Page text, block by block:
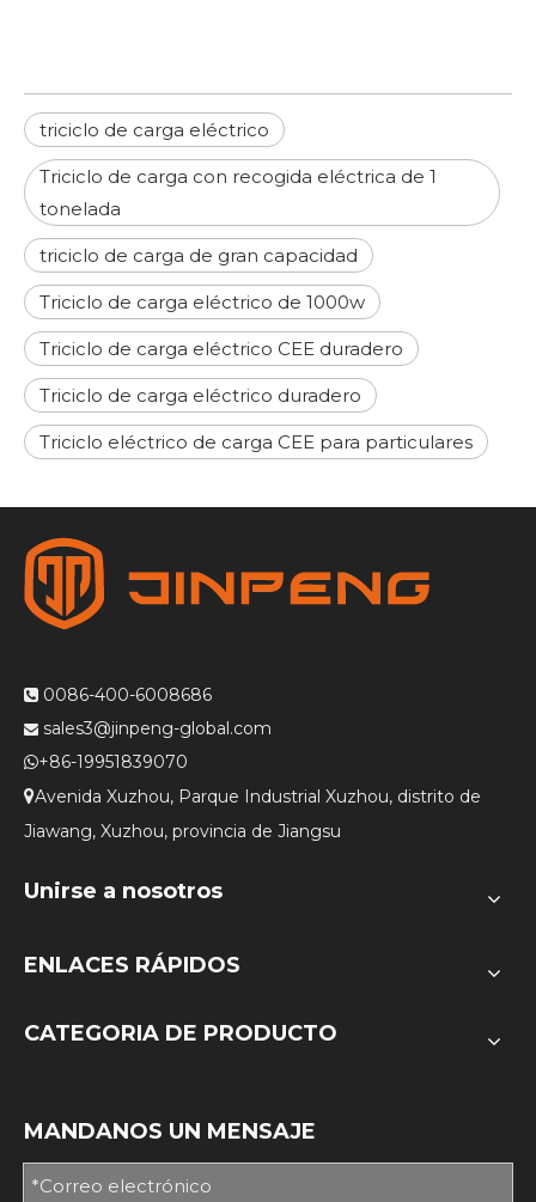
triciclo de carga eléctrico
Triciclo de carga con recogida eléctrica de 1
tonelada
triciclo de carga de gran capacidad
Triciclo de carga eléctrico de 1000w
Triciclo de carga eléctrico CEE duradero
Triciclo de carga eléctrico duradero
Triciclo eléctrico de carga CEE para particulares
 0086-400-6008686
 sales3@jinpeng-global.com
+86-19951839070
Avenida Xuzhou, Parque Industrial Xuzhou, distrito de
Jiawang, Xuzhou, provincia de Jiangsu
Unirse a nosotros
ENLACES RÁPIDOS
CATEGORIA DE PRODUCTO
MANDANOS UN MENSAJE